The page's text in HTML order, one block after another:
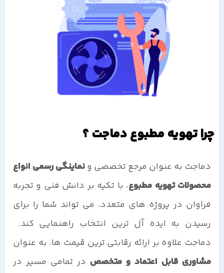
چرا تهویه مطبوع دماجت ؟
دماجت به عنوان مرجع تخصصی ونماینگی رسمی انواع
محصولات تهویه مطبوع، با تکیه بر دانش فنی و تجربه
فراوان در پروژه های متعدد، می تواند شما را برای
رسیدن به ایده آل ترین انتخاب راهنمایی کند.
دماجت علاوه بر ارائه رقابتی ترین قیمت ها، به عنوان
مشاوری قابل اعتماد و متخصص در تمامی مسیر در